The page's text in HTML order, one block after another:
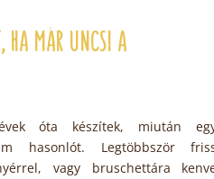
ha már uncsi a
óta készítek, miután
hasonlót. Legtöbbször
vagy bruschettára